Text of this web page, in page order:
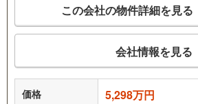
この会社の物件詳細を見る
会社情報を見る
価格 5,298万円